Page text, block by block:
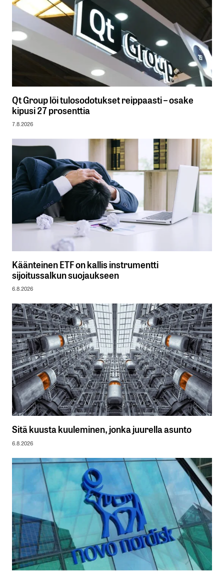
Qt Group löi tulosodotukset reippaasti – osake
kipusi 27 prosenttia
7.8.2026
Käänteinen ETF on kallis instrumentti
sijoitussalkun suojaukseen
6.8.2026
Sitä kuusta kuuleminen, jonka juurella asunto
6.8.2026